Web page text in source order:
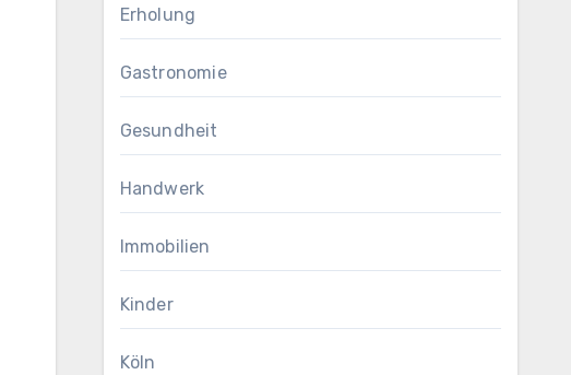
Erholung
Gastronomie
Gesundheit
Handwerk
Immobilien
Kinder
Köln